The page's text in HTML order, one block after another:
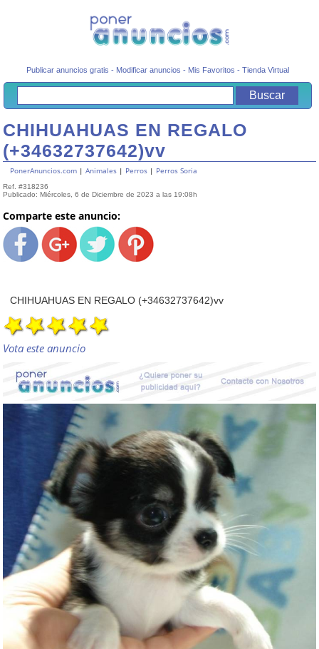
Publicar anuncios gratis - Modificar anuncios - Mis Favoritos -Tienda Virtual
CHIHUAHUAS EN REGALO
(+34632737642)vv
PonerAnuncios.com |Animales | Perros | Perros Soria
Ref. #318236
Publicado: Miércoles, 6 de Diciembre de 2023 a las 19:08h
Comparte este anuncio:
CHIHUAHUAS EN REGALO (+34632737642)vv
Vota este anuncio